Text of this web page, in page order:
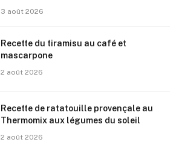
3 août 2026
Recette du tiramisu au café et
mascarpone
2 août 2026
Recette de ratatouille provençale au
Thermomix aux légumes du soleil
2 août 2026